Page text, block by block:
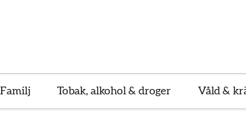
Familj Tobak, alkohol & droger Våld &